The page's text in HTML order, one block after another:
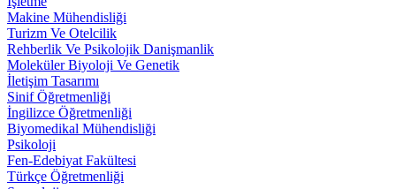
Makine Mühendisliği
Turizm Ve Otelcilik
Rehberlik Ve Psikolojik Danişmanlik
Moleküler Biyoloji Ve Genetik
İletişim Tasarımı
Sinif Öğretmenliği
İngilizce Öğretmenliği
Biyomedikal Mühendisliği
Psikoloji
Fen-Edebiyat Fakültesi
Türkçe Öğretmenliği